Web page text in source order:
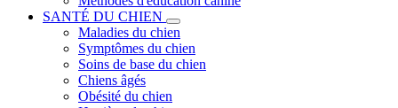
SANTÉ DU CHIEN
Maladies du chien
Symptômes du chien
Soins de base du chien
Chiens âgés
Obésité du chien